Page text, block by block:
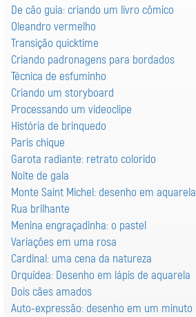
De cão guia: criando um livro cômico
Oleandro vermelho
Transição quicktime
Criando padronagens para bordados
Técnica de esfuminho
Criando um storyboard
Processando um videoclipe
História de brinquedo
Paris chique
Garota radiante: retrato colorido
Noite de gala
Monte Saint Michel: desenho em aquarela
Rua brilhante
Menina engraçadinha: o pastel
Variaçôes em uma rosa
Cardinal: uma cena da natureza
Orquídea: Desenho em lápis de aquarela
Dois cães amados
Auto-expressão: desenho em um minuto